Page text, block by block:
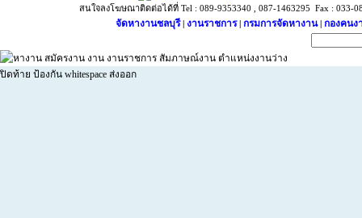
สนใจลงโฆษณาติดต่อได้ที่ Tel : 089-9353340 , 087-1463295 Fax : 033-
จัดหางานชลบุรี งานราชการ กรมการจัดหางาน กองคนง
ปิดท้าย ป้องกัน whitespace ส่งออก